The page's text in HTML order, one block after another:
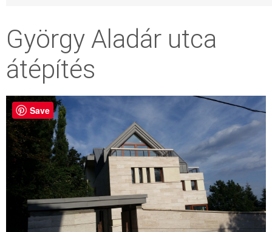
György Aladár utca
átépítés
Save